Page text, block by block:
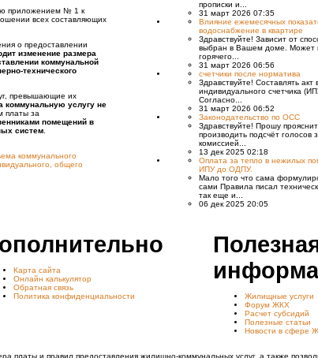
приложением № 1 к
всех составляющих
о предоставлении
изменение размера
коммунальной
технического
превышающие их
коммунальную услугу не
платы за
помещений в
систем
коммунального
общего
прописки и...
31 март 2026 07:35
Влияние ежемесячных
водоснабжение в квартире
Здравствуйте! Зависит от
выбран в Вашем доме. Может
горячего...
31 март 2026 06:56
счетчики после норматива
Здравствуйте! Составлять акт
индивидуального счетчика
Согласно...
31 март 2026 06:52
Законодательство по ОСС
Здравствуйте! Прошу
производить подсчёт
комиссией...
13 дек 2025 02:18
Оплата за тепло в нежилых
ИПУ до ОДПУ.
Мало того что сама
сами Правила писал
так еще и...
06 дек 2025 20:05
Карта сайта
Онлайн калькулятор
Обратная связь
Политика конфиденциальности
Жилищные услуги
Форум ЖКХ
Расчет субсидий
Полезные статьи
Новости в сфере
платы и правил предоставления жилищно-коммунальных услуг, а также